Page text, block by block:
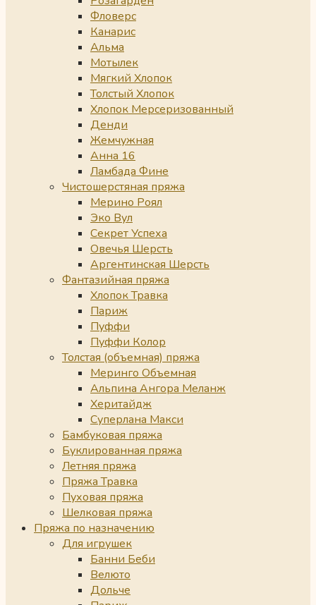
Фловерс
Канарис
Альма
Мотылек
Мягкий Хлопок
Толстый Хлопок
Хлопок Мерсеризованный
Денди
Жемчужная
Анна 16
Ламбада Фине
Чистошерстяная пряжа
Мерино Роял
Эко Вул
Секрет Успеха
Овечья Шерсть
Аргентинская Шерсть
Фантазийная пряжа
Хлопок Травка
Париж
Пуффи
Пуффи Колор
Толстая (объемная) пряжа
Меринго Объемная
Альпина Ангора Меланж
Херитайдж
Суперлана Макси
Бамбуковая пряжа
Буклированная пряжа
Летняя пряжа
Пряжа Травка
Пуховая пряжа
Шелковая пряжа
Пряжа по назначению
Для игрушек
Банни Беби
Велюто
Дольче